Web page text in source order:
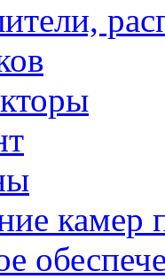
камер